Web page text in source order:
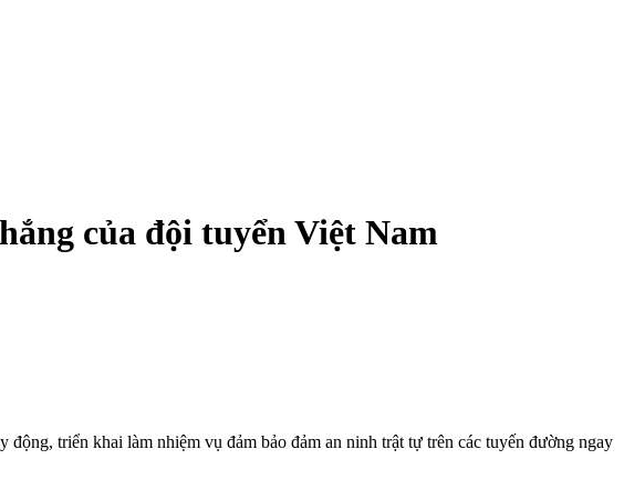
của đội tuyển Việt Nam
triển khai làm nhiệm vụ đảm bảo đảm an ninh trật tự trên các tuyến đường ngay